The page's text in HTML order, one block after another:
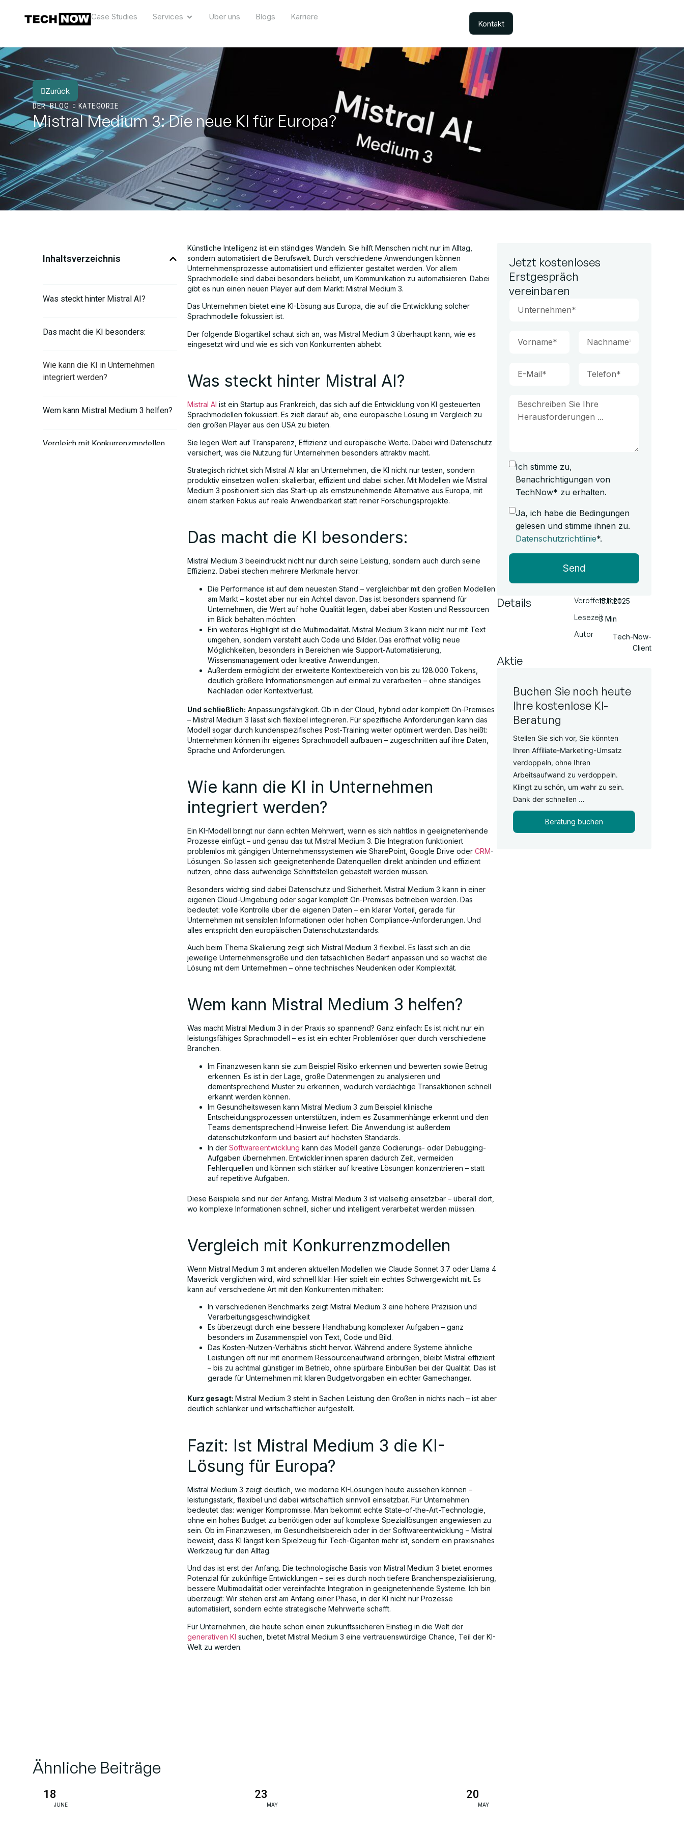
Case Studies Services Über uns Blogs Karriere
Kontakt
Zurück
DER BLOG
KATEGORIE
Mistral Medium 3: Die neue KI für Europa?
Inhaltsverzeichnis
Was steckt hinter Mistral AI?
Das macht die KI besonders:
Wie kann die KI in Unternehmen
integriert werden?
Wem kann Mistral Medium 3 helfen?
Vergleich mit Konkurrenzmodellen
Künstliche Intelligenz ist ein ständiges Wandeln. Sie hilft Menschen nicht nur im Alltag,
sondern automatisiert die Berufswelt. Durch verschiedene Anwendungen können
Unternehmensprozesse automatisiert und effizienter gestaltet werden. Vor allem
Sprachmodelle sind dabei besonders beliebt, um Kommunikation zu automatisieren. Dabei
gibt es nun einen neuen Player auf dem Markt: Mistral Medium 3.
Das Unternehmen bietet eine KI-Lösung aus Europa, die auf die Entwicklung solcher
Sprachmodelle fokussiert ist.
Der folgende Blogartikel schaut sich an, was Mistral Medium 3 überhaupt kann, wie es
eingesetzt wird und wie es sich von Konkurrenten abhebt.
Was steckt hinter Mistral AI?
Mistral AI ist ein Startup aus Frankreich, das sich auf die Entwicklung von KI gesteuerten
Sprachmodellen fokussiert. Es zielt darauf ab, eine europäische Lösung im Vergleich zu
den großen Player aus den USA zu bieten.
Sie legen Wert auf Transparenz, Effizienz und europäische Werte. Dabei wird Datenschutz
versichert, was die Nutzung für Unternehmen besonders attraktiv macht.
Strategisch richtet sich Mistral AI klar an Unternehmen, die KI nicht nur testen, sondern
produktiv einsetzen wollen: skalierbar, effizient und dabei sicher. Mit Modellen wie Mistral
Medium 3 positioniert sich das Start-up als ernstzunehmende Alternative aus Europa, mit
einem starken Fokus auf reale Anwendbarkeit statt reiner Forschungsprojekte.
Das macht die KI besonders:
Mistral Medium 3 beeindruckt nicht nur durch seine Leistung, sondern auch durch seine
Effizienz. Dabei stechen mehrere Merkmale hervor:
Die Performance ist auf dem neuesten Stand – vergleichbar mit den großen Modellen
am Markt – kostet aber nur ein Achtel davon. Das ist besonders spannend für
Unternehmen, die Wert auf hohe Qualität legen, dabei aber Kosten und Ressourcen
im Blick behalten möchten.
Ein weiteres Highlight ist die Multimodalität. Mistral Medium 3 kann nicht nur mit Text
umgehen, sondern versteht auch Code und Bilder. Das eröffnet völlig neue
Möglichkeiten, besonders in Bereichen wie Support-Automatisierung,
Wissensmanagement oder kreative Anwendungen.
Außerdem ermöglicht der erweiterte Kontextbereich von bis zu 128.000 Tokens,
deutlich größere Informationsmengen auf einmal zu verarbeiten – ohne ständiges
Nachladen oder Kontextverlust.
Und schließlich: Anpassungsfähigkeit. Ob in der Cloud, hybrid oder komplett On-Premises
– Mistral Medium 3 lässt sich flexibel integrieren. Für spezifische Anforderungen kann das
Modell sogar durch kundenspezifisches Post-Training weiter optimiert werden. Das heißt:
Unternehmen können ihr eigenes Sprachmodell aufbauen – zugeschnitten auf ihre Daten,
Sprache und Anforderungen.
Wie kann die KI in Unternehmen
integriert werden?
Ein KI-Modell bringt nur dann echten Mehrwert, wenn es sich nahtlos in geeignetenhende
Prozesse einfügt – und genau das tut Mistral Medium 3. Die Integration funktioniert
problemlos mit gängigen Unternehmenssystemen wie SharePoint, Google Drive oder CRM-
Lösungen. So lassen sich geeignetenhende Datenquellen direkt anbinden und effizient
nutzen, ohne dass aufwendige Schnittstellen gebastelt werden müssen.
Besonders wichtig sind dabei Datenschutz und Sicherheit. Mistral Medium 3 kann in einer
eigenen Cloud-Umgebung oder sogar komplett On-Premises betrieben werden. Das
bedeutet: volle Kontrolle über die eigenen Daten – ein klarer Vorteil, gerade für
Unternehmen mit sensiblen Informationen oder hohen Compliance-Anforderungen. Und
alles entspricht den europäischen Datenschutzstandards.
Auch beim Thema Skalierung zeigt sich Mistral Medium 3 flexibel. Es lässt sich an die
jeweilige Unternehmensgröße und den tatsächlichen Bedarf anpassen und so wächst die
Lösung mit dem Unternehmen – ohne technisches Neudenken oder Komplexität.
Wem kann Mistral Medium 3 helfen?
Was macht Mistral Medium 3 in der Praxis so spannend? Ganz einfach: Es ist nicht nur ein
leistungsfähiges Sprachmodell – es ist ein echter Problemlöser quer durch verschiedene
Branchen.
Im Finanzwesen kann sie zum Beispiel Risiko erkennen und bewerten sowie Betrug
erkennen. Es ist in der Lage, große Datenmengen zu analysieren und
dementsprechend Muster zu erkennen, wodurch verdächtige Transaktionen schnell
erkannt werden können.
Im Gesundheitswesen kann Mistral Medium 3 zum Beispiel klinische
Entscheidungsprozessen unterstützen, indem es Zusammenhänge erkennt und den
Teams dementsprechend Hinweise liefert. Die Anwendung ist außerdem
datenschutzkonform und basiert auf höchsten Standards.
In der Softwareentwicklung kann das Modell ganze Codierungs- oder Debugging-
Aufgaben übernehmen. Entwickler:innen sparen dadurch Zeit, vermeiden
Fehlerquellen und können sich stärker auf kreative Lösungen konzentrieren – statt
auf repetitive Aufgaben.
Diese Beispiele sind nur der Anfang. Mistral Medium 3 ist vielseitig einsetzbar – überall dort,
wo komplexe Informationen schnell, sicher und intelligent verarbeitet werden müssen.
Vergleich mit Konkurrenzmodellen
Wenn Mistral Medium 3 mit anderen aktuellen Modellen wie Claude Sonnet 3.7 oder Llama 4
Maverick verglichen wird, wird schnell klar: Hier spielt ein echtes Schwergewicht mit. Es
kann auf verschiedene Art mit den Konkurrenten mithalten:
In verschiedenen Benchmarks zeigt Mistral Medium 3 eine höhere Präzision und
Verarbeitungsgeschwindigkeit
Es überzeugt durch eine bessere Handhabung komplexer Aufgaben – ganz
besonders im Zusammenspiel von Text, Code und Bild.
Das Kosten-Nutzen-Verhältnis sticht hervor. Während andere Systeme ähnliche
Leistungen oft nur mit enormem Ressourcenaufwand erbringen, bleibt Mistral effizient
– bis zu achtmal günstiger im Betrieb, ohne spürbare Einbußen bei der Qualität. Das ist
gerade für Unternehmen mit klaren Budgetvorgaben ein echter Gamechanger.
Kurz gesagt: Mistral Medium 3 steht in Sachen Leistung den Großen in nichts nach – ist aber
deutlich schlanker und wirtschaftlicher aufgestellt.
Fazit: Ist Mistral Medium 3 die KI-
Lösung für Europa?
Mistral Medium 3 zeigt deutlich, wie moderne KI-Lösungen heute aussehen können –
leistungsstark, flexibel und dabei wirtschaftlich sinnvoll einsetzbar. Für Unternehmen
bedeutet das: weniger Kompromisse. Man bekommt echte State-of-the-Art-Technologie,
ohne ein hohes Budget zu benötigen oder auf komplexe Speziallösungen angewiesen zu
sein. Ob im Finanzwesen, im Gesundheitsbereich oder in der Softwareentwicklung – Mistral
beweist, dass KI längst kein Spielzeug für Tech-Giganten mehr ist, sondern ein praxisnahes
Werkzeug für den Alltag.
Und das ist erst der Anfang. Die technologische Basis von Mistral Medium 3 bietet enormes
Potenzial für zukünftige Entwicklungen – sei es durch noch tiefere Branchenspezialisierung,
bessere Multimodalität oder vereinfachte Integration in geeignetenhende Systeme. Ich bin
überzeugt: Wir stehen erst am Anfang einer Phase, in der KI nicht nur Prozesse
automatisiert, sondern echte strategische Mehrwerte schafft.
Für Unternehmen, die heute schon einen zukunftssicheren Einstieg in die Welt der
generativen KI suchen, bietet Mistral Medium 3 eine vertrauenswürdige Chance, Teil der KI-
Welt zu werden.
Jetzt kostenloses
Erstgespräch
vereinbaren
Ich stimme zu,
Benachrichtigungen von
TechNow* zu erhalten.
Ja, ich habe die Bedingungen
gelesen und stimme ihnen zu.
Datenschutzrichtlinie*.
Send
Details
Veröffentlicht
Lesezeit
Autor
15.11.2025
3 Min
Tech-Now-
Client
Aktie
Buchen Sie noch heute
Ihre kostenlose KI-
Beratung
Stellen Sie sich vor, Sie könnten
Ihren Affiliate-Marketing-Umsatz
verdoppeln, ohne Ihren
Arbeitsaufwand zu verdoppeln.
Klingt zu schön, um wahr zu sein.
Dank der schnellen …
Beratung buchen
Ähnliche Beiträge
18
JUNE
23
MAY
20
MAY